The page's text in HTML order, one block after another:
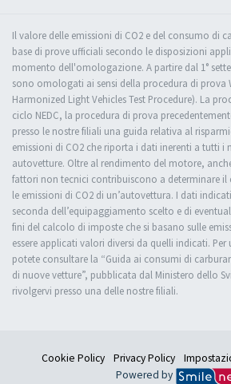
Il valore delle emissioni di CO2 e del consumo di
base di prove ufficiali secondo le disposizioni
momento dell'omologazione. A partire dal 1°
sono omologati ai sensi della procedura di prova
Harmonized Light Vehicles Test Procedure). La
ciclo NEDC, la procedura di prova
presso le nostre filiali una guida relativa al
emissioni di CO2 che riporta i dati inerenti a tutti i
autovetture. Oltre al rendimento del motore,
fattori non tecnici contribuiscono a determinare il
le emissioni di CO2 di un’autovettura. I dati
seconda dell’equipaggiamento scelto e di
fini del calcolo di imposte che si basano sulle
essere applicati valori diversi da quelli indicati.
potete consultare la “Guida ai consumi di
di nuove vetture”, pubblicata dal Ministero dello
rivolgervi presso una delle nostre filiali.
Cookie Policy Privacy Policy
Powered by